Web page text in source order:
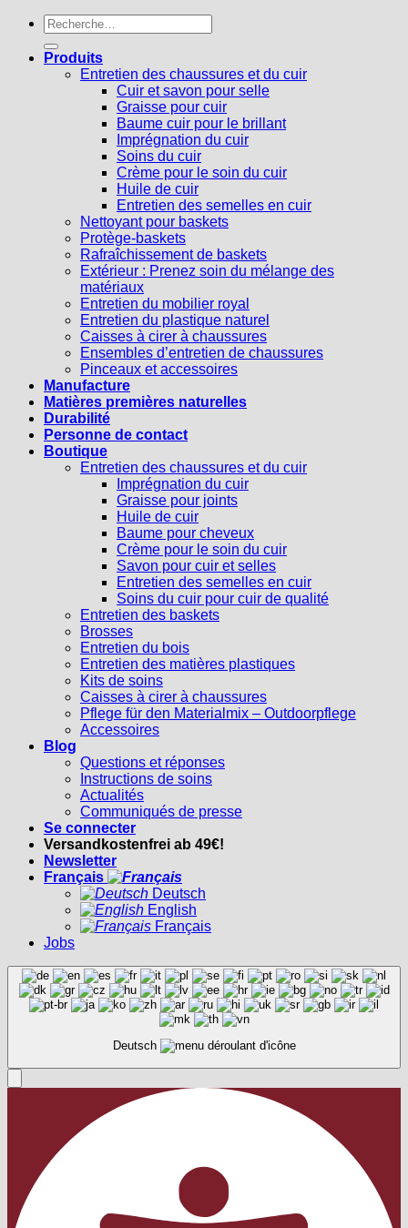
Recherche
pour :
Produits
Entretien des chaussures et du cuir
Cuir et savon pour selle
Graisse pour cuir
Baume cuir pour le brillant
Imprégnation du cuir
Soins du cuir
Crème pour le soin du cuir
Huile de cuir
Entretien des semelles en cuir
Nettoyant pour baskets
Protège-baskets
Rafraîchissement de baskets
Extérieur : Prenez soin du mélange des
matériaux
Entretien du mobilier royal
Entretien du plastique naturel
Caisses à cirer à chaussures
Ensembles d’entretien de chaussures
Pinceaux et accessoires
Manufacture
Matières premières naturelles
Durabilité
Personne de contact
Boutique
Entretien des chaussures et du cuir
Imprégnation du cuir
Graisse pour joints
Huile de cuir
Baume pour cheveux
Crème pour le soin du cuir
Savon pour cuir et selles
Entretien des semelles en cuir
Soins du cuir pour cuir de qualité
Entretien des baskets
Brosses
Entretien du bois
Entretien des matières plastiques
Kits de soins
Caisses à cirer à chaussures
Pflege für den Materialmix – Outdoorpflege
Accessoires
Blog
Questions et réponses
Instructions de soins
Actualités
Communiqués de presse
Se connecter
Versandkostenfrei ab 49€!
Newsletter
Français
Deutsch
English
Français
Jobs
Deutsch